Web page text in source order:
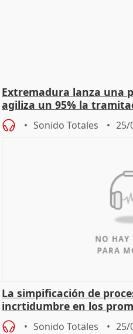
Extremadura lanza una
agiliza un 95% la
Sonido Totales 25/
La simpificación de
incrtidumbre en los
Sonido Totales 25/